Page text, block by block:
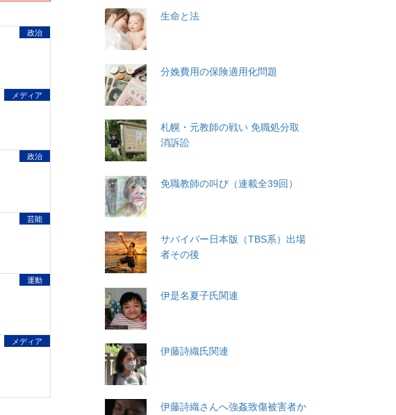
政治
メディア
政治
芸能
運動
メディア
生命と法
分娩費用の保険適用化問題
札幌・元教師の戦い 免職処分取
消訴訟
免職教師の叫び（連載全39回）
サバイバー日本版（TBS系）出場
者その後
伊是名夏子氏関連
伊藤詩織氏関連
伊藤詩織さんへ強姦致傷被害者か